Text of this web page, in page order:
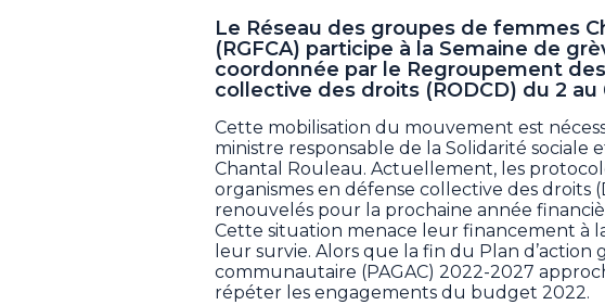
Le Réseau des groupes de femmes
(RGFCA) participe à la Semaine de
coordonnée par le Regroupement
collective des droits (RODCD) du 2 au
Cette mobilisation du mouvement est
ministre responsable de la Solidarité sociale
Chantal Rouleau. Actuellement, les
organismes en défense collective des droits
renouvelés pour la prochaine année
Cette situation menace leur financement à
leur survie. Alors que la fin du Plan
communautaire (PAGAC) 2022-2027
répéter les engagements du budget 2022.